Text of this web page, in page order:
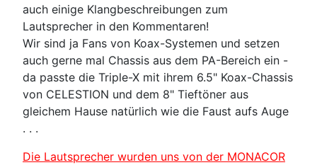
auch einige Klangbeschreibungen zum
Lautsprecher in den Kommentaren!
Wir sind ja Fans von Koax-Systemen und setzen
auch gerne mal Chassis aus dem PA-Bereich ein -
da passte die Triple-X mit ihrem 6.5" Koax-Chassis
von CELESTION und dem 8" Tieftöner aus
gleichem Hause natürlich wie die Faust aufs Auge
. . .
Die Lautsprecher wurden uns von der MONACOR